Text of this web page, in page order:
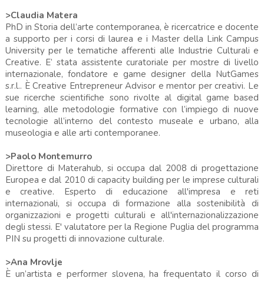
>Claudia Matera
PhD in Storia dell’arte contemporanea, è ricercatrice e docente
a supporto per i corsi di laurea e i Master della Link Campus
University per le tematiche afferenti alle Industrie Culturali e
Creative. E’ stata assistente curatoriale per mostre di livello
internazionale, fondatore e game designer della NutGames
s.r.l.. È Creative Entrepreneur Advisor e mentor per creativi. Le
sue ricerche scientifiche sono rivolte al digital game based
learning, alle metodologie formative con l’impiego di nuove
tecnologie all’interno del contesto museale e urbano, alla
museologia e alle arti contemporanee.
>Paolo Montemurro
Direttore di Materahub, si occupa dal 2008 di progettazione
Europea e dal 2010 di capacity building per le imprese culturali
e creative. Esperto di educazione all'impresa e reti
internazionali, si occupa di formazione alla sostenibilità di
organizzazioni e progetti culturali e all'internazionalizzazione
degli stessi. E' valutatore per la Regione Puglia del programma
PIN su progetti di innovazione culturale.
>Ana Mrovlje
È un’artista e performer slovena, ha frequentato il corso di